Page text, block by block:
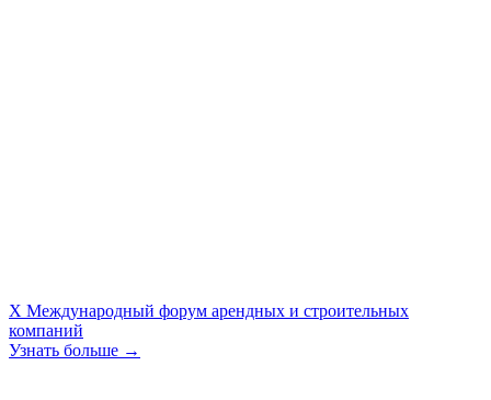
X Международный форум арендных и строительных
компаний
Узнать больше →